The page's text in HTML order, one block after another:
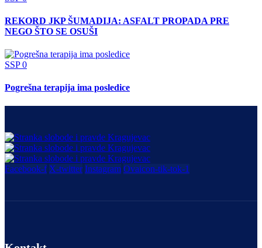
REKORD JKP ŠUMADIJA: ASFALT PROPADA PRE
NEGO ŠTO SE OSUŠI
SSP0
Pogrešna terapija ima posledice
Facebook-f X-twitter Instagram Ovaicon-tik-tok-1